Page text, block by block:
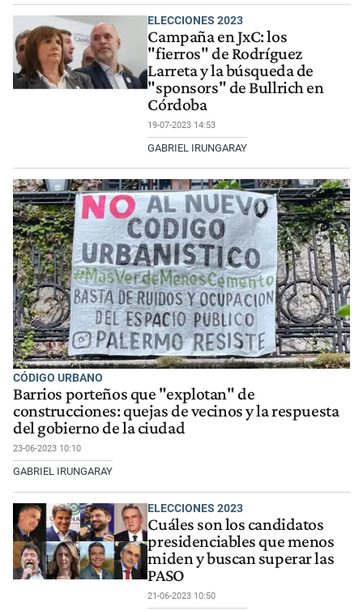
ELECCIONES 2023
Campaña en JxC: los
"fierros" de Rodríguez
Larreta y la búsqueda de
"sponsors" de Bullrich en
Córdoba
19-07-2023 14:53
GABRIEL IRUNGARAY
CÓDIGO URBANO
Barrios porteños que "explotan" de
construcciones: quejas de vecinos y la respuesta
del gobierno de la ciudad
23-06-2023 10:10
GABRIEL IRUNGARAY
ELECCIONES 2023
Cuáles son los candidatos
presidenciables que menos
miden y buscan superar las
PASO
21-06-2023 10:50